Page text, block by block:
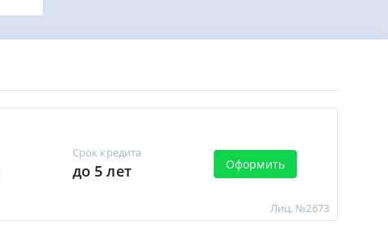
Срок кредита
до 5 лет Оформить
Лиц. №2673